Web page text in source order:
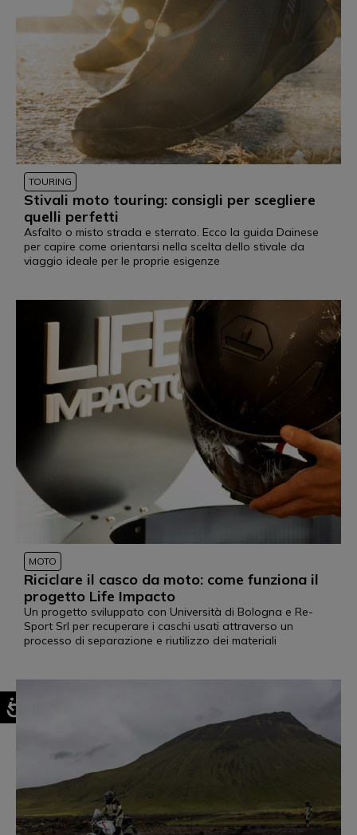
TOURING
Stivali moto touring: consigli per scegliere
quelli perfetti
Asfalto o misto strada e sterrato. Ecco la guida Dainese
per capire come orientarsi nella scelta dello stivale da
viaggio ideale per le proprie esigenze
MOTO
Riciclare il casco da moto: come funziona il
progetto Life Impacto
Un progetto sviluppato con Università di Bologna e Re-
Sport Srl per recuperare i caschi usati attraverso un
processo di separazione e riutilizzo dei materiali